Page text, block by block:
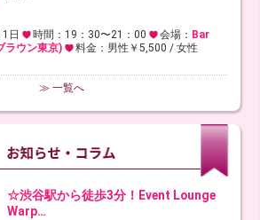
日 時間：19：30〜21：00 会場： Bar
ラウン東京)
料金：男性￥5,500 / 女性
≫ 一覧へ
☆渋谷駅から徒歩3分！Event Lounge
Warp…